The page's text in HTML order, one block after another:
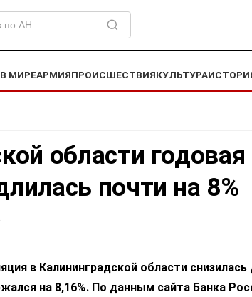
В МИРЕАРМИЯПРОИСШЕСТВИЯКУЛЬТУРА
области годовая
почти на 8%
в Калининградской области снизилась
на 8,16%. По данным сайта Банка